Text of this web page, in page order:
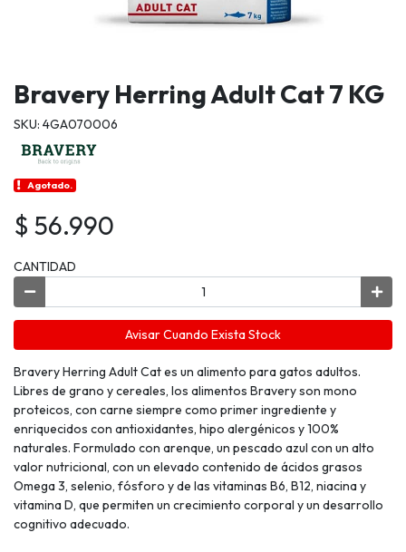
Bravery Herring Adult Cat 7 KG
SKU: 4GA070006
Agotado.
$ 56.990
CANTIDAD
Avisar Cuando Exista Stock
Bravery Herring Adult Cat es un alimento para gatos adultos.
Libres de grano y cereales, los alimentos Bravery son mono
proteicos, con carne siempre como primer ingrediente y
enriquecidos con antioxidantes, hipo alergénicos y 100%
naturales. Formulado con arenque, un pescado azul con un alto
valor nutricional, con un elevado contenido de ácidos grasos
Omega 3, selenio, fósforo y de las vitaminas B6, B12, niacina y
vitamina D, que permiten un crecimiento corporal y un desarrollo
cognitivo adecuado.